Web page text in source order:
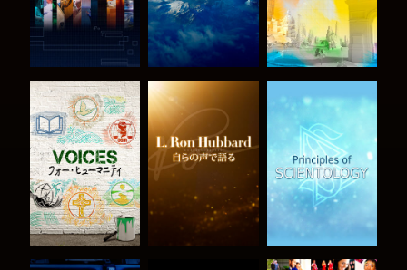
シリーズを探求 シリーズを探求 シリーズを探求